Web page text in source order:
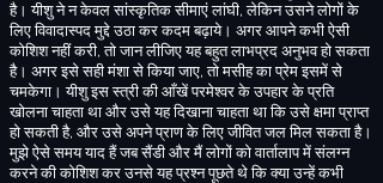
है। यीशु ने न केवल सांस्कृतिक सीमाएं लांघी,लेकिन उसने लोगों के
लिए विवादास्पद मुद्दे उठा कर कदम बढ़ाये। अगर आपने कभी ऐसी
कोशिश नहीं करी,तो जान लीजिए यह बहुतलाभप्रद अनुभव हो सकता
है। अगर इसे सही मंशा से किया जाए,तो मसीह का प्रेम इसमें से
चमकेगा। यीशु इस स्त्री की आँखें परमेश्वर के उपहार के प्रति
खोलना चाहता था और उसे यह दिखाना चाहता था कि उसे क्षमा प्राप्त
हो सकती है, और उसे अपने प्राण के लिए जीवित जल मिल सकता है।
मुझे ऐसे समय याद हैं जब सैंडी और मैं लोगों को वार्तालाप में संलग्न
करने की कोशिश कर उनसे यह प्रश्न पूछते थे कि क्या उन्हें कभी